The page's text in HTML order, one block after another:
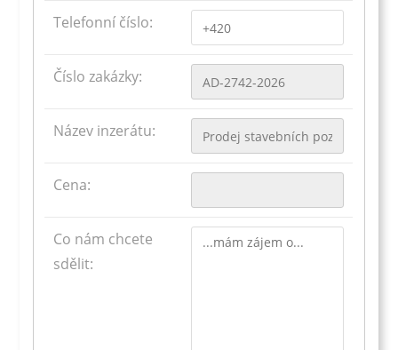
Telefonní číslo:
Číslo zakázky:
Název inzerátu:
Cena:
Co nám chcete
sdělit: